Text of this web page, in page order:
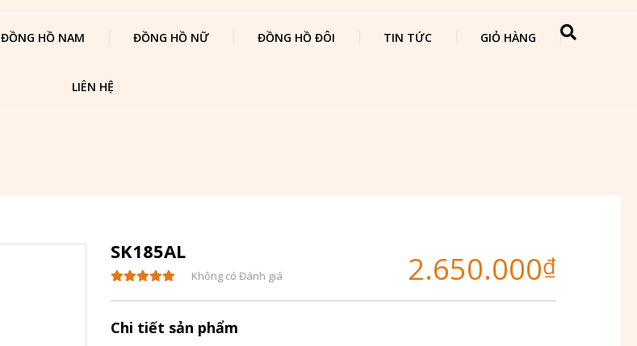
ĐỒNG HỒ NAM ĐỒNG HỒ NỮ ĐỒNG HỒ ĐÔI TIN TỨC GIỎ HÀNG
LIÊN HỆ
SK185AL
Không có Đánh giá 2.650.000₫
Chi tiết sản phẩm